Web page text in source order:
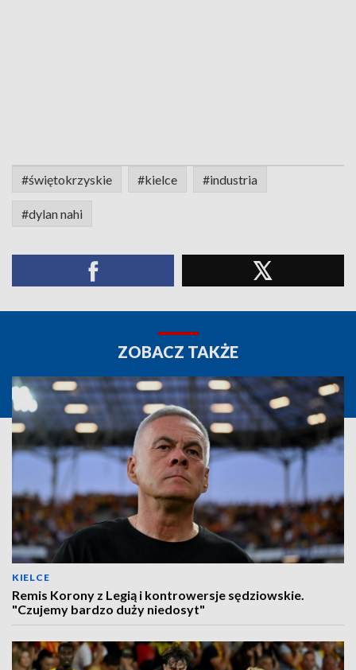
#świętokrzyskie #kielce #industria
#dylan nahi
ZOBACZ TAKŻE
KIELCE
Remis Korony z Legią i kontrowersje sędziowskie.
"Czujemy bardzo duży niedosyt"